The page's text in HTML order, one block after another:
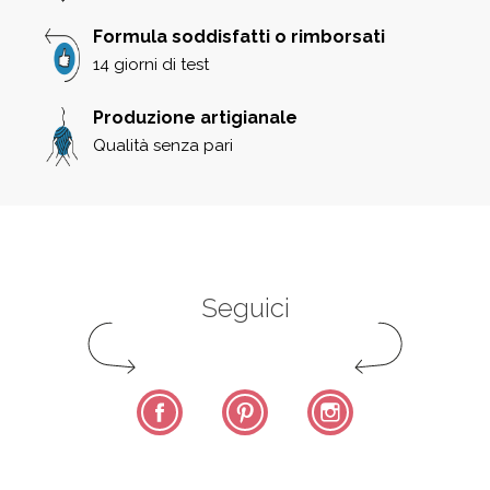
Formula soddisfatti o rimborsati
14 giorni di test
Produzione artigianale
Qualità senza pari
Seguici
Facebook Pinterest